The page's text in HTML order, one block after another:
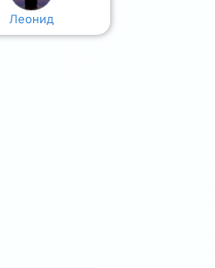
Леонид